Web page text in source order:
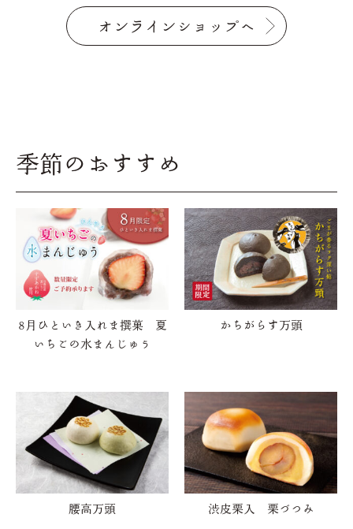
オンラインショップへ
季節のおすすめ
8月ひといき入れま撰菓 夏
いちごの水まんじゅう
かちがらす万頭
腰高万頭 渋皮栗入 栗づつみ